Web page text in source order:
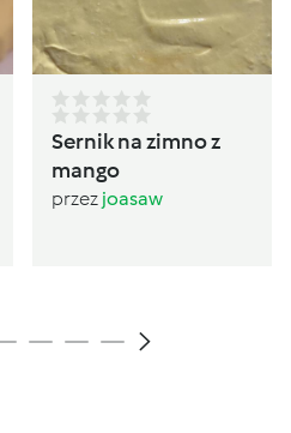
Sernik na zimno z
mango
przez joasaw